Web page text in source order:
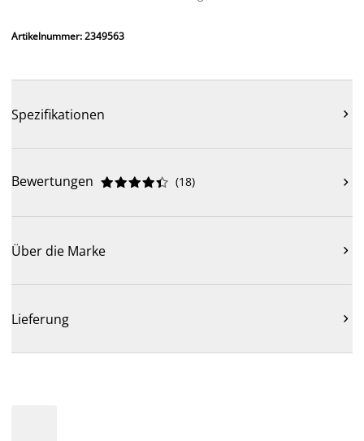
Artikelnummer: 2349563
Spezifikationen 
Bewertungen 




 (18) 
Über die Marke 
Lieferung 